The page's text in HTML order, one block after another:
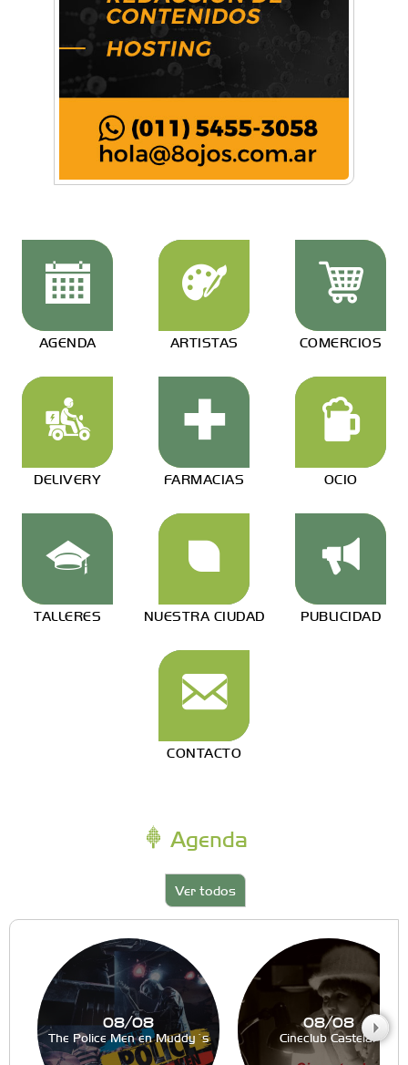
AGENDA ARTISTAS COMERCIOS
DELIVERY FARMACIAS OCIO
TALLERES NUESTRA CIUDAD PUBLICIDAD
CONTACTO
Agenda
Ver todos
08/08
The Police Men en Muddy´s
08/08
Cineclub Castelar